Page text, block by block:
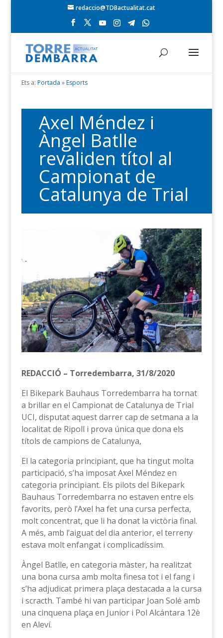
redaccio@TDBactualitat.cat
Ets a: Portada »Esports
Axel Méndez i
Àngel Batlle
revaliden títol al
Campionat de
Catalunya de Trial
REDACCIÓ – Torredembarra, 31/8/2020
El Bikepark Bauhaus Torredembarra ha tornat
a brillar en el Campionat de Catalunya de Trial
UCI, disputat aquest darrer cap de setmana a la
localitat de Ripoll i prova única que dona els
títols de campions de Catalunya,
El la categoria principiant, que ha tingut molta
participació, s’ha imposat Axel Méndez en
categoria principiant. Els pilots del Bikepark
Bauhaus Torredembarra no estaven entre els
favorits, però l’Axel ha fet una cursa perfecta,
molt concentrat, que li ha donat la victòria final.
A més, amb l’aiguat del dia anterior, el terreny
estava molt enfangat i complicadíssim.
Àngel Batlle, en categoria màster, ha realitzat
una bona cursa amb molta finesa tot i el fang i
s’ha adjudicat primera plaça destacada a la cursa
i scracth. També hi van participar Joan Solé amb
una cinquena plaça en Junior i Pol Alcántara 12è
en Aleví.